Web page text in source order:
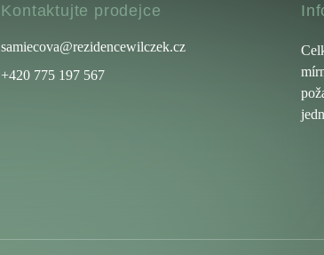
Kontaktujte prodejce
samiecova@rezidencewilczek.cz
+420 775 197 567